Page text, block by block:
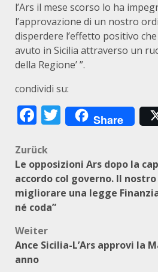
l’Ars il mese scorso lo ha
l’approvazione di un nostro
disperdere l’effetto positivo
avuto in Sicilia attraverso un
della Regione’ ”.
condividi su:
Facebook
Twitter
Share
Beitragsnavigation
Zurück
Le opposizioni Ars dopo la
accordo col governo. Il
migliorare una legge
né coda”
Weiter
Ance Sicilia-L’Ars approvi la
anno